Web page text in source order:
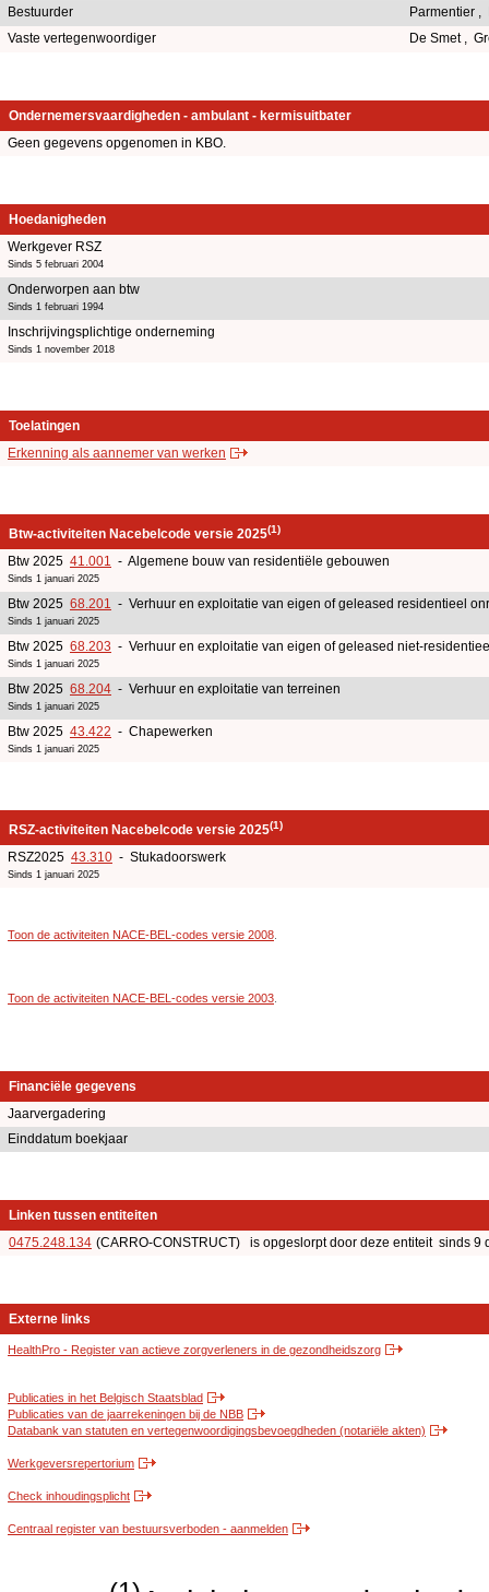
Bestuurder
Parmentier
Vaste vertegenwoordiger
De Smet ,
Ondernemersvaardigheden - ambulant - kermisuitbater
Geen gegevens opgenomen in KBO.
Hoedanigheden
Werkgever RSZ
Sinds 5 februari 2004
Onderworpen aan btw
Sinds 1 februari 1994
Inschrijvingsplichtige onderneming
Sinds 1 november 2018
Toelatingen
Erkenning als aannemer van werken
Btw-activiteiten Nacebelcode versie 2025(1)
Btw 2025 41.001 - Algemene bouw van residentiële gebouwen
Sinds 1 januari 2025
Btw 2025 68.201 - Verhuur en exploitatie van eigen of geleased residentieel
Sinds 1 januari 2025
Btw 2025 68.203 - Verhuur en exploitatie van eigen of geleased niet-
Sinds 1 januari 2025
Btw 2025 68.204 - Verhuur en exploitatie van terreinen
Sinds 1 januari 2025
Btw 2025 43.422 - Chapewerken
Sinds 1 januari 2025
RSZ-activiteiten Nacebelcode versie 2025(1)
RSZ2025 43.310 - Stukadoorswerk
Sinds 1 januari 2025
Toon de activiteiten NACE-BEL-codes versie 2008
Toon de activiteiten NACE-BEL-codes versie 2003
Financiële gegevens
Jaarvergadering
Einddatum boekjaar
Linken tussen entiteiten
0475.248.134 (CARRO-CONSTRUCT) is opgeslorpt door deze entiteit sinds 9
Externe links
HealthPro - Register van actieve zorgverleners in de gezondheidszorg
Publicaties in het Belgisch Staatsblad
Publicaties van de jaarrekeningen bij de NBB
Databank van statuten en vertegenwoordigingsbevoegdheden (notariële akten)
Werkgeversrepertorium
Check inhoudingsplicht
Centraal register van bestuursverboden - aanmelden